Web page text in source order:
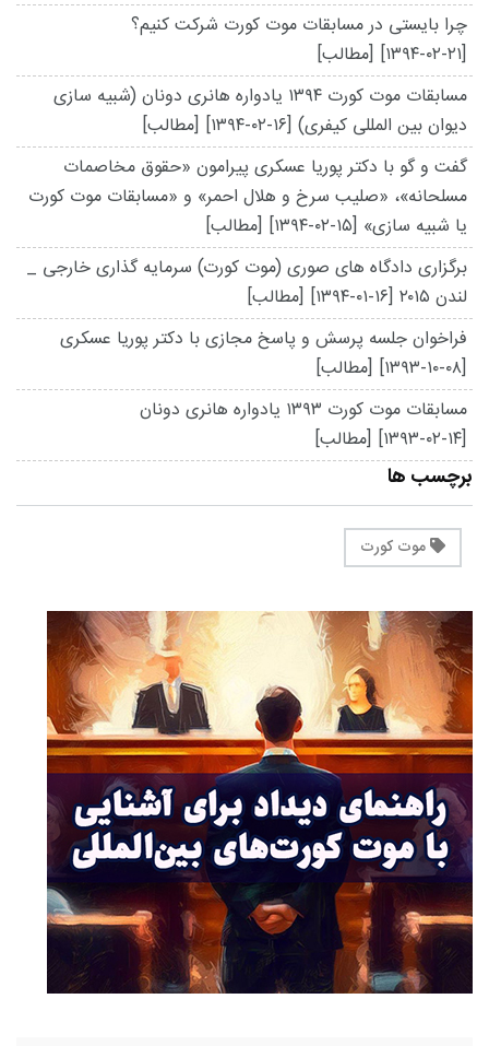
چرا بایستی در مسابقات موت کورت شرکت کنیم؟
[۱۳۹۴-۰۲-۲۱] [مطالب]
مسابقات موت کورت ۱۳۹۴ یادواره هانری دونان (شبیه سازی
دیوان بین المللی کیفری) [۱۳۹۴-۰۲-۱۶] [مطالب]
گفت و گو با دکتر پوریا عسکری پیرامون «حقوق مخاصمات
مسلحانه»، «صلیب سرخ و هلال احمر» و «مسابقات موت کورت
یا شبیه سازی» [۱۳۹۴-۰۲-۱۵] [مطالب]
برگزاری دادگاه های صوری (موت کورت) سرمایه گذاری خارجی _
لندن ۲۰۱۵
[۱۳۹۴-۰۱-۱۶] [مطالب]
فراخوان جلسه پرسش و پاسخ مجازی با دکتر پوریا عسکری
[۱۳۹۳-۱۰-۰۸] [مطالب]
مسابقات موت کورت ۱۳۹۳ یادواره هانری دونان
[۱۳۹۳-۰۲-۱۴] [مطالب]
برچسب ها
موت کورت